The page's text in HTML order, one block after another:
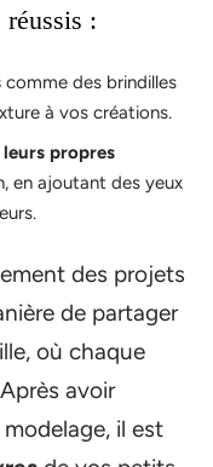
réussis :
comme des brindilles
à vos créations.
propres
en ajoutant des yeux
des projets
de partager
où chaque
avoir
il est